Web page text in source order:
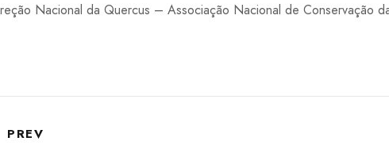
Nacional da Quercus – Associação Nacional de Conservação
PREV